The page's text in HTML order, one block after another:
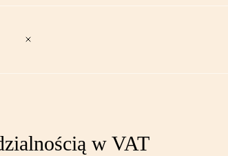
w VAT